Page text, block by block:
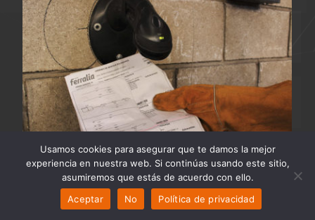
Usamos cookies para asegurar que te damos la mejor
experiencia en nuestra web. Si continúas usando este sitio,
asumiremos que estás de acuerdo con ello.
Aceptar
No Política de privacidad